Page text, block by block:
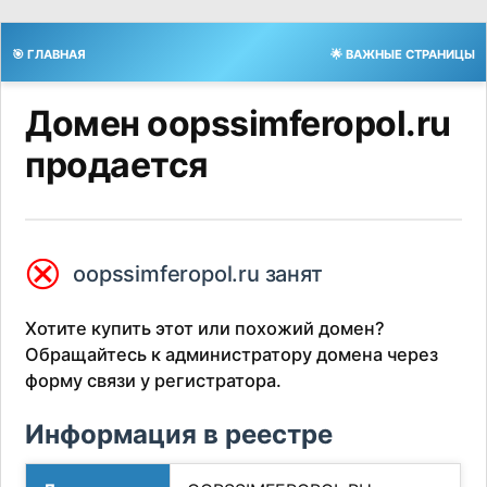
🎯 ГЛАВНАЯ 🌟 ВАЖНЫЕ СТРАНИЦЫ
Домен oopssimferopol.ru
продается
⮿ oopssimferopol.ru занят
Хотите купить этот или похожий домен?
Обращайтесь к администратору домена через
форму связи у регистратора.
Информация в реестре